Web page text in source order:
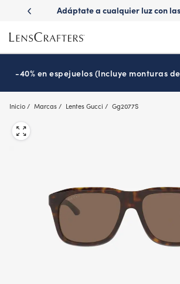
main
content
luz con las lentes
¿Es hora de
-40% en espejuelos (Incluye monturas
Inicio Marcas Lentes Gucci Gg2077S